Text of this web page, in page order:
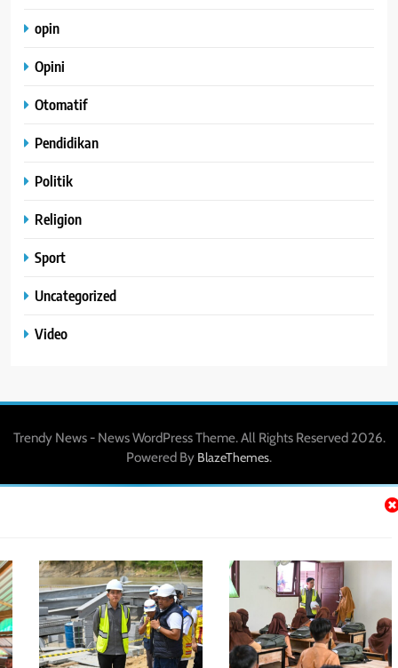
opin
Opini
Otomatif
Pendidikan
Politik
Religion
Sport
Uncategorized
Video
Trendy News - News WordPress Theme. All Rights Reserved 2026.
Powered By BlazeThemes.